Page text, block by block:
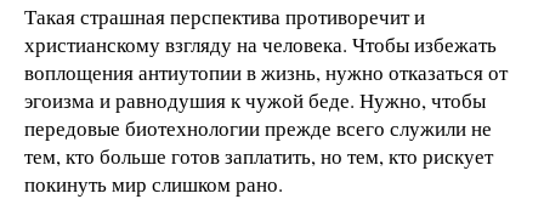
Такая страшная перспектива противоречит и
христианскому взгляду на человека. Чтобы избежать
воплощения антиутопии в жизнь, нужно отказаться от
эгоизма и равнодушия к чужой беде. Нужно, чтобы
передовые биотехнологии прежде всего служили не
тем, кто больше готов заплатить, но тем, кто рискует
покинуть мир слишком рано.